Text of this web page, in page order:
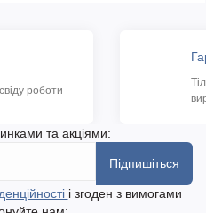
роботи
та акціями:
Підпишіться
і згоден з вимогами